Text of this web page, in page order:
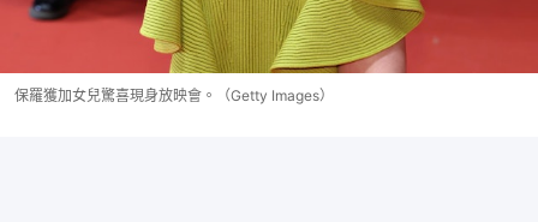
保羅獲加女兒驚喜現身放映會。（Getty Images）